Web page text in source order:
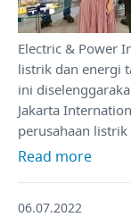
Electric & Power
listrik dan energi
ini
Jakarta
perusahaan
Read more
06.07.2022